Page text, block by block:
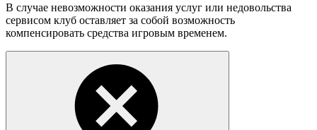
В случае невозможности оказания услуг или недовольства
сервисом клуб оставляет за собой возможность
компенсировать средства игровым временем.